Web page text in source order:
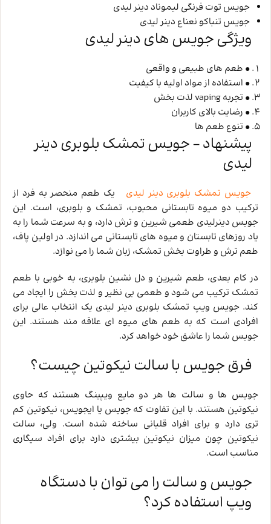
جویس توت فرنگی لیموناد دینر لیدی
جویس تنباکو نعناع دینر لیدی
ویژگی جویس ‌های دینر لیدی
• طعم‌ های طبیعی و واقعی
• استفاده از مواد اولیه با کیفیت
• تجربه vaping لذت ‌بخش
• رضایت بالای کاربران
• تنوع طعم‌ ها
پیشنهاد – جویس تمشک بلوبری دینر
لیدی
جویس تمشک بلوبری دینر لیدی
یک طعم منحصر به ‌فرد از
ترکیب دو میوه تابستانی محبوب، تمشک و بلوبری، است. این
جویس دینرلیدی طعمی شیرین و ترش دارد، و به‌ سرعت شما را به
یاد روزهای تابستان و میوه های تابستانی می ‌اندازد. در اولین پاف،
طعم ترش و طراوت‌ بخش تمشک، زبان شما را می ‌نوازد.
در کام بعدی، طعم شیرین و دل ‌نشین بلوبری، به‌ خوبی با طعم
تمشک ترکیب می‌ شود و طعمی بی نظیر و لذت‌ بخش را ایجاد می‌
کند. جویس ویپ تمشک بلوبری دینر لیدی یک انتخاب عالی برای
افرادی است که به طعم‌ های میوه ‌ای علاقه ‌مند هستند. این
جویس شما را عاشق خود خواهد کرد.
فرق جویس با سالت نیکوتین چیست؟
جویس ها و سالت ها هر دو مایع ویپینگ هستند که حاوی
نیکوتین هستند. با این تفاوت که جویس یا ایجویس، نیکوتین کم
تری دارد و برای افراد قلیانی ساخته شده است. ولی، سالت
نیکوتین چون میزان نیکوتین بیشتری دارد برای افراد سیگاری
مناسب است.
جویس و سالت را می توان با دستگاه
ویپ استفاده کرد؟